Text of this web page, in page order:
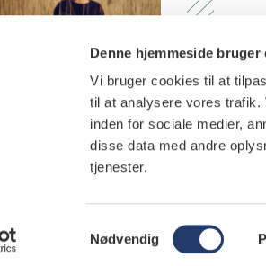
Denne hjemmeside bruger
Vi bruger cookies til at
til at analysere vores trafik.
inden for sociale medier,
disse data med andre
tjenester.
a
Nødvendig